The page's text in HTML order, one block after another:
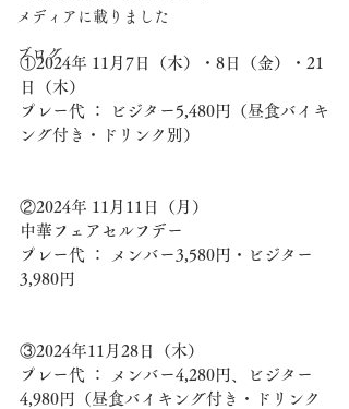
メディアに載りました
ブログ
①2024年 11月7日（木）・8日（金）・21
日（木）
プレー代 ： ビジター5,480円（昼食バイキ
ング付き・ドリンク別）
②2024年 11月11日（月）
中華フェアセルフデー
プレー代 ： メンバー3,580円・ビジター
3,980円
③2024年11月28日（木）
プレー代 ： メンバー4,280円、ビジター
4,980円（昼食バイキング付き・ドリンク